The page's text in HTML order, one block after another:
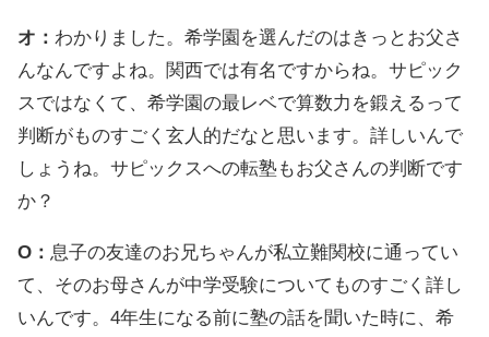
オ： わかりました。希学園を選んだのはきっとお父さ
んなんですよね。関西では有名ですからね。サピック
スではなくて、希学園の最レベで算数力を鍛えるって
判断がものすごく玄人的だなと思います。詳しいんで
しょうね。サピックスへの転塾もお父さんの判断です
か？
O： 息子の友達のお兄ちゃんが私立難関校に通ってい
て、そのお母さんが中学受験についてものすごく詳し
いんです。4年生になる前に塾の話を聞いた時に、希